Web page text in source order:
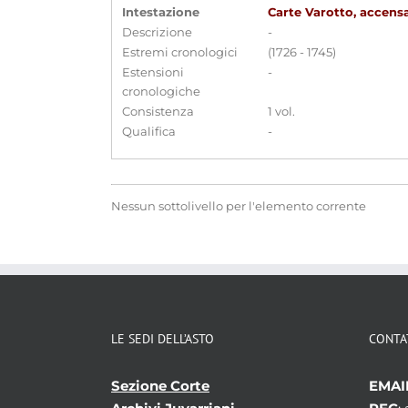
Intestazione
Carte Varotto,
Descrizione
-
Estremi cronologici
(1726 - 1745)
Estensioni
cronologiche
-
Consistenza
1 vol.
Qualifica
-
Nessun sottolivello per l'elemento corrente
LE SEDI DELL’ASTO
Sezione Corte